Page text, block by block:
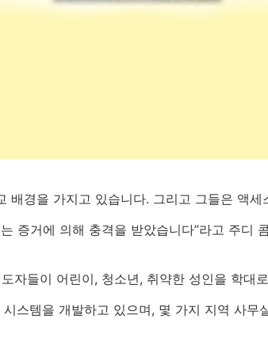
경을 가지고 있습니다. 그리고 그들은 액
증거에 의해 충격을 받았습니다”라고 주디
자들이 어린이, 청소년, 취약한 성인을 학대
스템을 개발하고 있으며, 몇 가지 지역 사무